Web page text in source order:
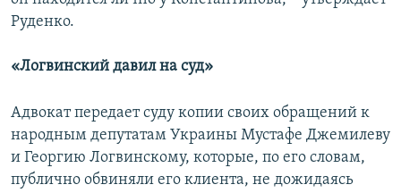
Руденко.
«Логвинский давил на суд»
Адвокат передает суду копии своих обращений к
народным депутатам Украины Мустафе Джемилеву
и Георгию Логвинскому, которые, по его словам,
публично обвиняли его клиента, не дожидаясь